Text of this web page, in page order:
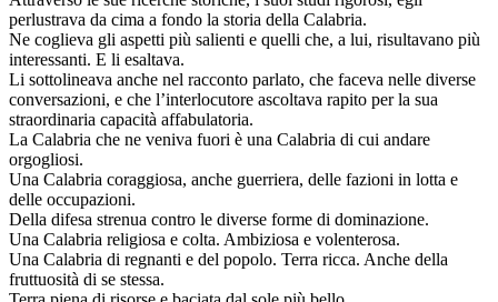
perlustrava da cima a fondo la storia della Calabria.
Ne coglieva gli aspetti più salienti e quelli che, a lui, risultavano più
interessanti. E li esaltava.
Li sottolineava anche nel racconto parlato, che faceva nelle diverse
conversazioni, e che l’interlocutore ascoltava rapito per la sua
straordinaria capacità affabulatoria.
La Calabria che ne veniva fuori è una Calabria di cui andare
orgogliosi.
Una Calabria coraggiosa, anche guerriera, delle fazioni in lotta e
delle occupazioni.
Della difesa strenua contro le diverse forme di dominazione.
Una Calabria religiosa e colta. Ambiziosa e volenterosa.
Una Calabria di regnanti e del popolo. Terra ricca. Anche della
fruttuosità di se stessa.